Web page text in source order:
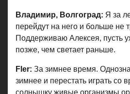
Владимир, Волгоград: Я за
перейдут на него и больше не
Поддерживаю Алексея, пусть
позже, чем светает раньше.
Fler: За зимнее время.
зимнее и перестать играть со
солнышку живые организмы